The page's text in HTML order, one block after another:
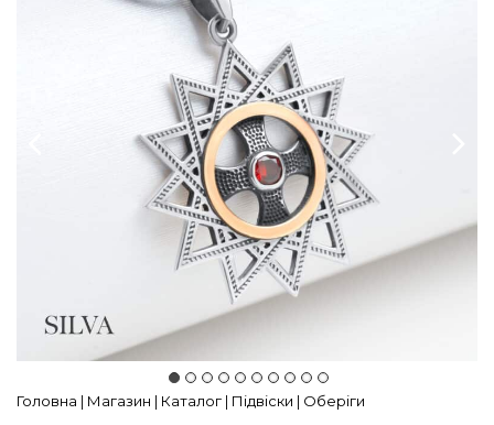
Головна | Магазин | Каталог | Підвіски | Оберіги